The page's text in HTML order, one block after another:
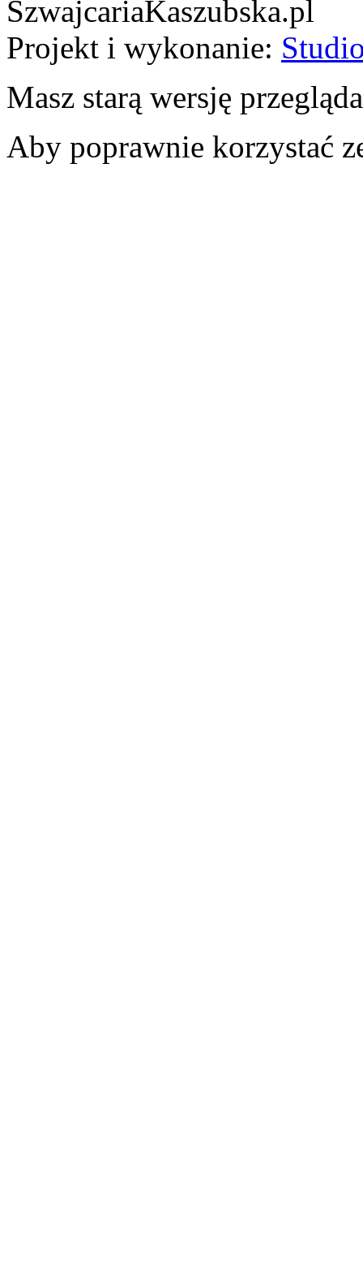
SzwajcariaKaszubska.pl
Projekt i wykonanie:
Masz starą wersję
Aby poprawnie korzystać